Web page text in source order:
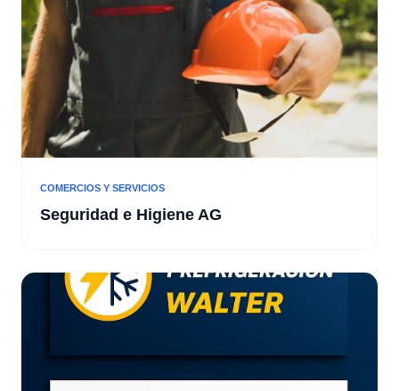
COMERCIOS Y SERVICIOS
Seguridad e Higiene AG